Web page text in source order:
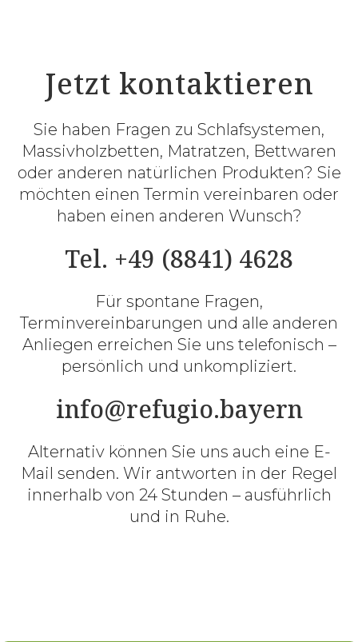
Jetzt kontaktieren
Sie haben Fragen zu Schlafsystemen,
Massivholzbetten, Matratzen, Bettwaren
oder anderen natürlichen Produkten? Sie
möchten einen Termin vereinbaren oder
haben einen anderen Wunsch?
Tel. +49 (8841) 4628
Für spontane Fragen,
Terminvereinbarungen und alle anderen
Anliegen erreichen Sie uns telefonisch –
persönlich und unkompliziert.
info@refugio.bayern
Alternativ können Sie uns auch eine E-
Mail senden. Wir antworten in der Regel
innerhalb von 24 Stunden – ausführlich
und in Ruhe.